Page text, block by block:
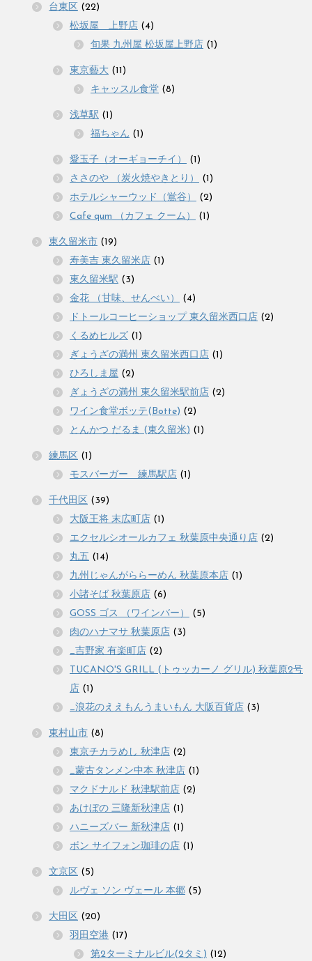
台東区 (22)
松坂屋 上野店 (4)
旬果 九州屋 松坂屋上野店 (1)
東京藝大 (11)
キャッスル食堂 (8)
浅草駅 (1)
福ちゃん (1)
愛玉子（オーギョーチイ）
(1)
ささのや （炭火焼やきとり）
(1)
ホテルシャーウッド（鴬谷）
(2)
Cafe qum （カフェ クーム）
(1)
東久留米市 (19)
寿美吉 東久留米店 (1)
東久留米駅 (3)
金花 （甘味、せんべい）
(4)
ドトールコーヒーショップ 東久留米西口店 (2)
くるめヒルズ (1)
ぎょうざの満州 東久留米西口店 (1)
ひろしま屋 (2)
ぎょうざの満州 東久留米駅前店 (2)
ワイン食堂ボッテ(Botte) (2)
とんかつ だるま (東久留米) (1)
練馬区 (1)
モスバーガー 練馬駅店 (1)
千代田区 (39)
大阪王将 末広町店 (1)
エクセルシオールカフェ 秋葉原中央通り店 (2)
丸五 (14)
九州じゃんがららーめん 秋葉原本店 (1)
小諸そば 秋葉原店 (6)
GOSS ゴス （ワインバー）
(5)
肉のハナマサ 秋葉原店 (3)
_吉野家 有楽町店 (2)
TUCANO'S GRILL (トゥッカーノ グリル) 秋葉原2号
店 (1)
_浪花のええもんうまいもん 大阪百貨店 (3)
東村山市 (8)
東京チカラめし 秋津店 (2)
_蒙古タンメン中本 秋津店 (1)
マクドナルド 秋津駅前店 (2)
あけぼの 三隆新秋津店 (1)
ハニーズバー 新秋津店 (1)
ボン サイフォン珈琲の店 (1)
文京区 (5)
ルヴェ ソン ヴェール 本郷 (5)
大田区 (20)
羽田空港 (17)
第2ターミナルビル(2タミ) (12)